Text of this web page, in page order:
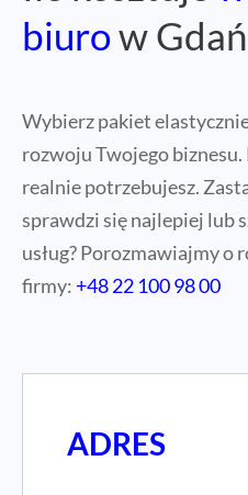
biurow
Wybierz pakiet
rozwoju Twojego biznesu.
realnie potrzebujesz.
sprawdzi się najlepiej lub
usług? Porozmawiajmy o
firmy:+48 22 100 98 00
ADRES